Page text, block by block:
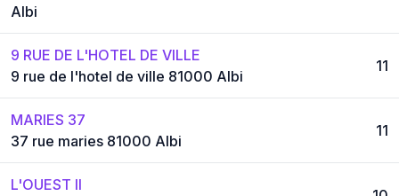
Albi
9 RUE DE L'HOTEL DE VILLE
9 rue de l'hotel de ville 81000 Albi
11
MARIES 37
37 rue maries 81000 Albi
11
L'OUEST II